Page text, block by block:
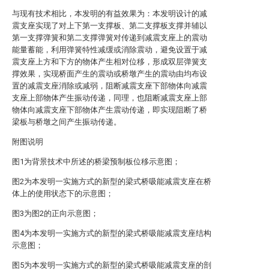
与现有技术相比，本发明的有益效果为：本发明设计的减
震支座实现了对上下第一支撑板、第二支撑板支撑并辅以
第一支撑弹簧和第二支撑弹簧对传递到减震支座上的震动
能量蓄能，利用弹簧特性减缓或消除震动，避免设置于减
震支座上方和下方的物体产生相对位移，形成双层弹簧支
撑效果，实现桥面产生的震动或桥墩产生的震动由均布设
置的减震支座消除或减弱，阻断减震支座下部物体向减震
支座上部物体产生振动传递，同理，也阻断减震支座上部
物体向减震支座下部物体产生震动传递，即实现阻断了桥
梁板与桥墩之间产生振动传递。
附图说明
图1为背景技术中所述的桥梁预制板位移示意图；
图2为本发明一实施方式的新型的梁式桥吸能减震支座在桥
体上的使用状态下的示意图；
图3为图2的正向示意图；
图4为本发明一实施方式的新型的梁式桥吸能减震支座结构
示意图；
图5为本发明一实施方式的新型的梁式桥吸能减震支座的剖